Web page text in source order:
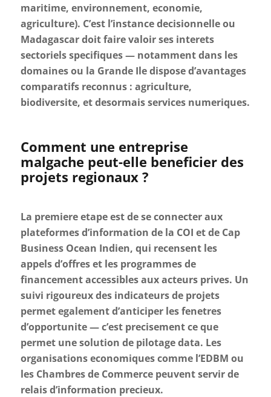
maritime, environnement, economie,
agriculture). C’est l’instance decisionnelle ou
Madagascar doit faire valoir ses interets
sectoriels specifiques — notamment dans les
domaines ou la Grande Ile dispose d’avantages
comparatifs reconnus : agriculture,
biodiversite, et desormais services numeriques.
Comment une entreprise
malgache peut-elle beneficier des
projets regionaux ?
La premiere etape est de se connecter aux
plateformes d’information de la COI et de Cap
Business Ocean Indien, qui recensent les
appels d’offres et les programmes de
financement accessibles aux acteurs prives. Un
suivi rigoureux des indicateurs de projets
permet egalement d’anticiper les fenetres
d’opportunite — c’est precisement ce que
permet une solution de pilotage data. Les
organisations economiques comme l’EDBM ou
les Chambres de Commerce peuvent servir de
relais d’information precieux.